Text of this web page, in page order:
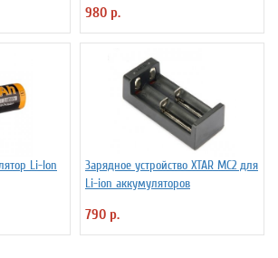
980 р.
Li-Ion
Зарядное устройство XTAR MC2 для
Li-ion аккумуляторов
790 р.